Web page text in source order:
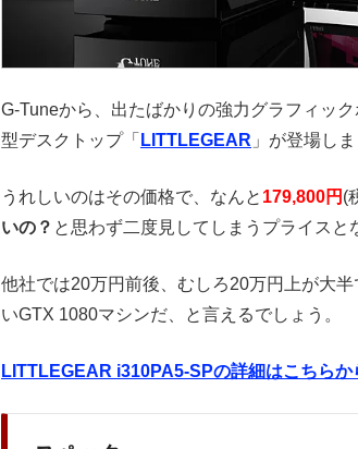
G-Tuneから、出たばかりの強力グラフィッ
型デスクトップ「 LITTLEGEAR 」が登場しま
うれしいのはその価格で、なんと 179,800円 (
いの？ と思わず二度見してしまうプライスと
他社では20万円前後、むしろ20万円上が大
いGTX 1080マシンだ、と言えるでしょう。
LITTLEGEAR i310PA5-SPの詳細はこちらか